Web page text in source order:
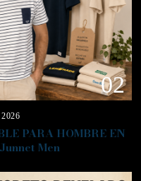
02
2026
PARA HOMBRE EN
Men